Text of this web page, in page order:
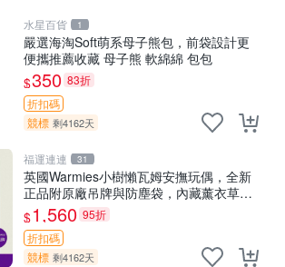
水星百貨 1
嚴選海淘Soft萌系母子熊包，前袋設計更
便攜推薦收藏 母子熊 軟綿綿 包包
$350 83折
折扣碼
競標 剩4162天
福運連連 31
英國Warmies小樹懶瓦姆安撫玩偶，全新
正品附原廠吊牌與防塵袋，內藏薰衣草可
加熱，適合各個年齡層，冷暖兩用享受抱
抱樂趣，不容錯過嚴選好物 溫暖 冷感
$1,560 95折
折扣碼
競標 剩4162天